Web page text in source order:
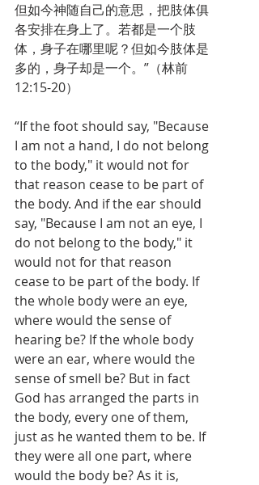
但如今神随自己的意思，把肢体俱
各安排在身上了。若都是一个肢
体，身子在哪里呢？但如今肢体是
多的，身子却是一个。”（林前
12:15-20）
“If the foot should say, "Because
I am not a hand, I do not belong
to the body," it would not for
that reason cease to be part of
the body. And if the ear should
say, "Because I am not an eye, I
do not belong to the body," it
would not for that reason
cease to be part of the body. If
the whole body were an eye,
where would the sense of
hearing be? If the whole body
were an ear, where would the
sense of smell be? But in fact
God has arranged the parts in
the body, every one of them,
just as he wanted them to be. If
they were all one part, where
would the body be? As it is,